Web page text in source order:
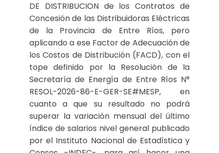
DE DISTRIBUCION de los Contratos de
Concesión de las Distribuidoras Eléctricas
de la Provincia de Entre Ríos, pero
aplicando a ese Factor de Adecuación de
los Costos de Distribución (FACD), con el
tope definido por la Resolución de la
Secretaría de Energía de Entre Ríos N°
RESOL-2026-86-E-GER-SE#MESP, en
cuanto a que su resultado no podrá
superar la variación mensual del último
índice de salarios nivel general publicado
por el Instituto Nacional de Estadística y